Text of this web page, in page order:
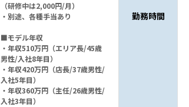
（研修中は2,000円/月）
・別途、各種手当あり
■モデル年収
・年収510万円（エリア長/45歳
男性/入社8年目）
・年収420万円（店長/37歳男性/
入社5年目）
・年収360万円（主任/26歳男性/
入社3年目）
勤務時間